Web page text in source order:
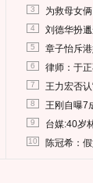
3 为救母女
4 刘德华扮
5 章子怡斥
6 律师：于
7 王力宏否
8 王刚自曝7
9 台媒:40岁
10 陈冠希：